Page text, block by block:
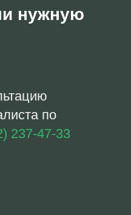
нужную
по
237-47-33